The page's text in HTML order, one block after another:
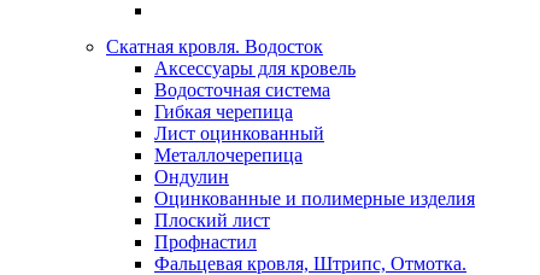
Скатная кровля. Водосток
Аксессуары для кровель
Водосточная система
Гибкая черепица
Лист оцинкованный
Металлочерепица
Ондулин
Оцинкованные и полимерные изделия
Плоский лист
Профнастил
Фальцевая кровля, Штрипс, Отмотка.